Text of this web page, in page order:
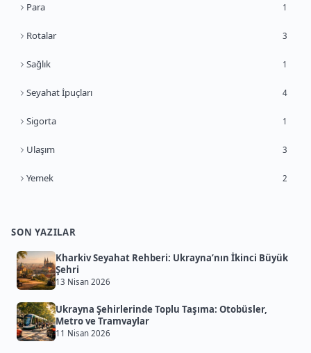
Para 1
Rotalar 3
Sağlık 1
Seyahat İpuçları 4
Sigorta 1
Ulaşım 3
Yemek 2
SON YAZILAR
Kharkiv Seyahat Rehberi: Ukrayna’nın İkinci Büyük
Şehri
13 Nisan 2026
Ukrayna Şehirlerinde Toplu Taşıma: Otobüsler,
Metro ve Tramvaylar
11 Nisan 2026